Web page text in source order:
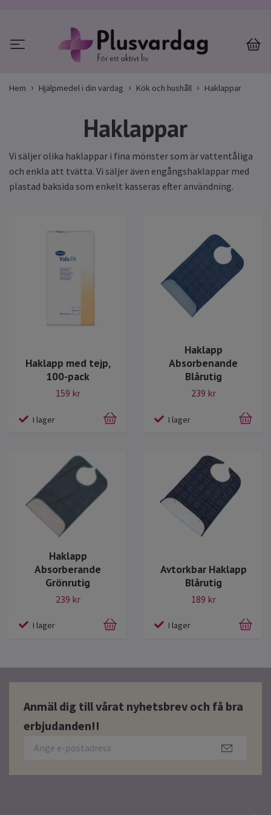
Hem Hjälpmedel i din vardag Kök och hushåll Haklappar
Haklappar
Vi säljer olika haklappar i fina mönster som är vattentåliga
och enkla att tvätta. Vi säljer även engångshaklappar med
plastad baksida som enkelt kasseras efter användning.
Haklapp med tejp,
100-pack
159 kr
I lager
Haklapp
Absorbenande
Blårutig
239 kr
I lager
Haklapp
Absorberande
Grönrutig
239 kr
I lager
Avtorkbar Haklapp
Blårutig
189 kr
I lager
Anmäl dig till vårat nyhetsbrev och få bra
erbjudanden!!